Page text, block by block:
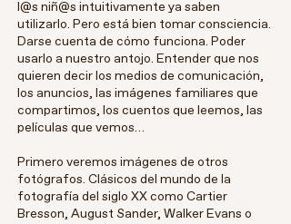
l@s niñ@s intuitivamente ya saben
utilizarlo. Pero está bien tomar consciencia.
Darse cuenta de cómo funciona. Poder
usarlo a nuestro antojo. Entender que nos
quieren decir los medios de comunicación,
los anuncios, las imágenes familiares que
compartimos, los cuentos que leemos, las
películas que vemos…
Primero veremos imágenes de otros
fotógrafos. Clásicos del mundo de la
fotografía del siglo XX como Cartier
Bresson, August Sander, Walker Evans o